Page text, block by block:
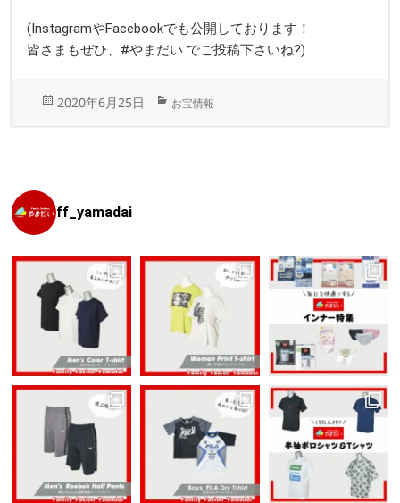
(InstagramやFacebookでも公開しております！
皆さまもぜひ、#やまだい でご投稿下さいね?)
投
日:
2020年6月25日
カ
ゴ
お宝情報
ff_yamadai